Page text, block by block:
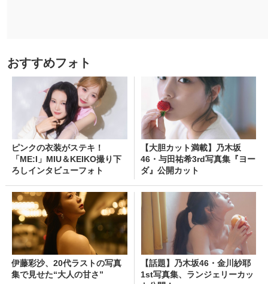
おすすめフォト
ピンクの衣装がステキ！
「ME:I」MIU＆KEIKO撮り下
ろしインタビューフォト
【大胆カット満載】乃木坂
46・与田祐希3rd写真集『ヨー
ダ』公開カット
伊藤彩沙、20代ラストの写真
集で見せた“大人の甘さ”
【話題】乃木坂46・金川紗耶
1st写真集、ランジェリーカッ